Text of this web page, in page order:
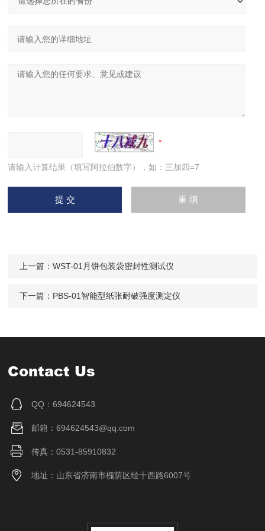
请输入计算结果（填写阿拉伯数字），如：三加四=7
上一篇：WST-01月饼包装袋密封性测试仪
下一篇： PBS-01智能型纸张耐破强度测定仪
Contact Us
QQ：694624543
邮箱：694624543@qq.com
传真：0531-85910832
地址：山东省济南市槐荫区经十西路6007号